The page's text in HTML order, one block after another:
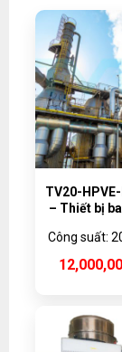
TV20-
– Thiết bị
20,000
Công suất: